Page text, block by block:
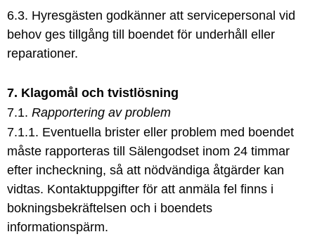
6.3. Hyresgästen godkänner att servicepersonal vid
behov ges tillgång till boendet för underhåll eller
reparationer.
7. Klagomål och tvistlösning
7.1. Rapportering av problem
7.1.1. Eventuella brister eller problem med boendet
måste rapporteras till Sälengodset inom 24 timmar
efter incheckning, så att nödvändiga åtgärder kan
vidtas. Kontaktuppgifter för att anmäla fel finns i
bokningsbekräftelsen och i boendets
informationspärm.